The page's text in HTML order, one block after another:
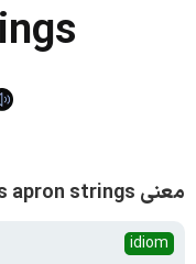
معنی be tied to one's wife's apron strings
idiom